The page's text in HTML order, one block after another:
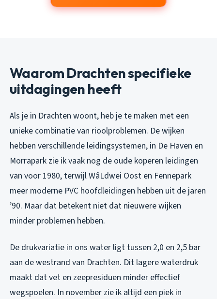
Waarom Drachten specifieke
uitdagingen heeft
Als je in Drachten woont, heb je te maken met een
unieke combinatie van rioolproblemen. De wijken
hebben verschillende leidingsystemen, in De Haven en
Morrapark zie ik vaak nog de oude koperen leidingen
van voor 1980, terwijl WâLdwei Oost en Fennepark
meer moderne PVC hoofdleidingen hebben uit de jaren
’90. Maar dat betekent niet dat nieuwere wijken
minder problemen hebben.
De drukvariatie in ons water ligt tussen 2,0 en 2,5 bar
aan de westrand van Drachten. Dit lagere waterdruk
maakt dat vet en zeepresiduen minder effectief
wegspoelen. In november zie ik altijd een piek in